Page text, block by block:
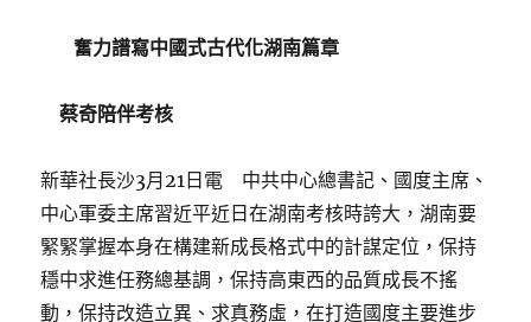
奮力譜寫中國式古代化湖南篇章
蔡奇陪伴考核
新華社長沙3月21日電 中共中心總書記、國度主席、
中心軍委主席習近平近日在湖南考核時誇大，湖南要
緊緊掌握本身在構建新成長格式中的計謀定位，保持
穩中求進任務總基調，保持高東西的品質成長不搖
動，保持改造立異、求真務虛，在打造國度主要進步